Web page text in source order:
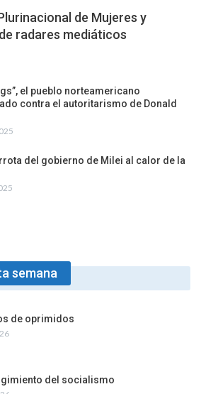
de Mujeres y
radares mediáticos
el pueblo norteamericano
contra el autoritarismo de Donald
del gobierno de Milei al calor de la
semana
de oprimidos
del socialismo